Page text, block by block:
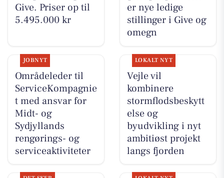
Give. Priser op til
5.495.000 kr
er nye ledige
stillinger i Give og
omegn
JOBNYT
Områdeleder til
ServiceKompagnie
t med ansvar for
Midt- og
Sydjyllands
rengørings- og
serviceaktiviteter
LOKALT NYT
Vejle vil
kombinere
stormflodsbeskytt
else og
byudvikling i nyt
ambitiøst projekt
langs fjorden